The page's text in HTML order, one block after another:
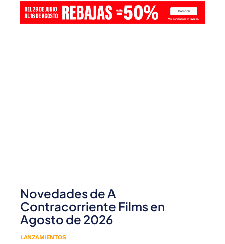
Novedades de A
Contracorriente Films en
Agosto de 2026
LANZAMIENTOS